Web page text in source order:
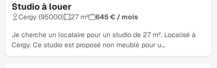
Studio à louer
Cergy (95000) 27 m² 645 € / mois
Je cherche un locataire pour un studio de 27 m². Localisé à
Cergy. Ce studio est proposé non meublé pour u…